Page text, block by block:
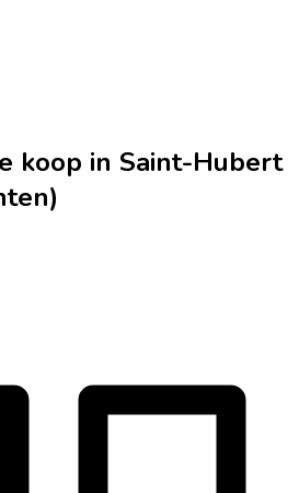
koop in Saint-Hubert